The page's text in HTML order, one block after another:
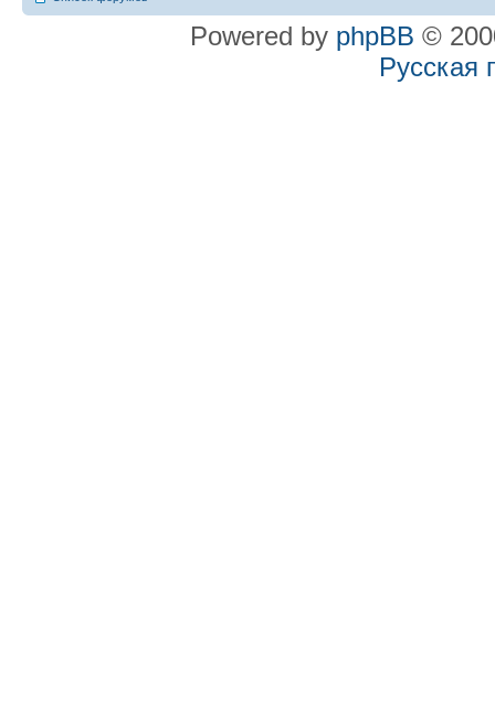
Powered by phpBB ©
Русская